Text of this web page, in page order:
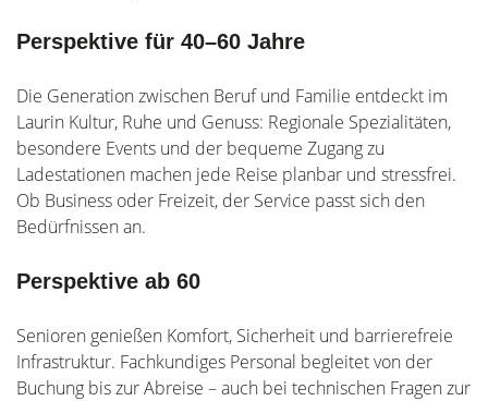
Perspektive für 40–60 Jahre
Die Generation zwischen Beruf und Familie entdeckt im
Laurin Kultur, Ruhe und Genuss: Regionale Spezialitäten,
besondere Events und der bequeme Zugang zu
Ladestationen machen jede Reise planbar und stressfrei.
Ob Business oder Freizeit, der Service passt sich den
Bedürfnissen an.
Perspektive ab 60
Senioren genießen Komfort, Sicherheit und barrierefreie
Infrastruktur. Fachkundiges Personal begleitet von der
Buchung bis zur Abreise – auch bei technischen Fragen zur